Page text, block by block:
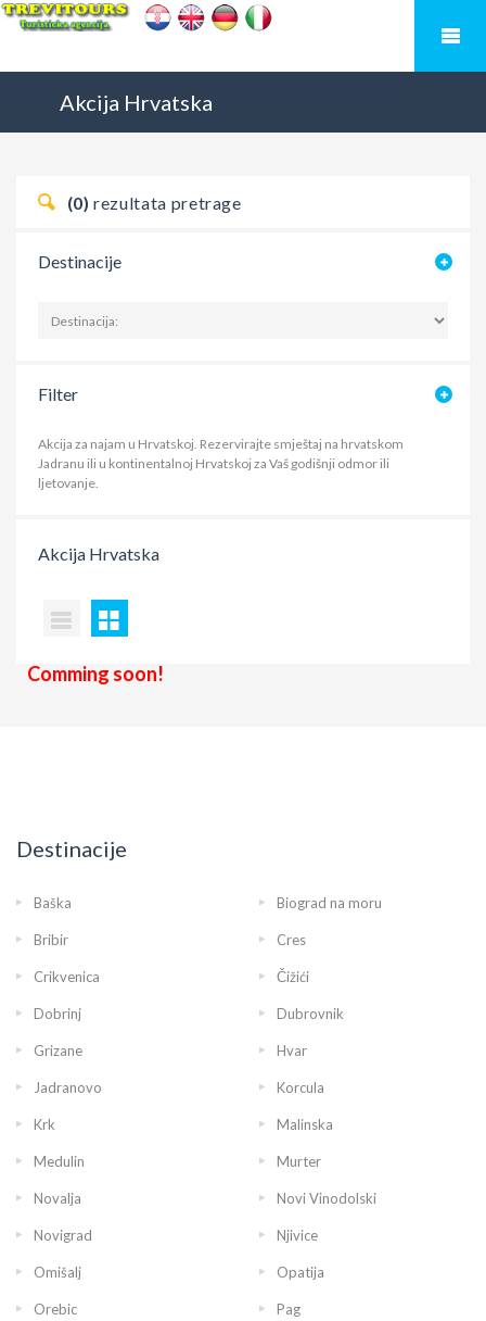
Akcija Hrvatska
(0) rezultata pretrage
Destinacije
Filter
Akcija za najam u Hrvatskoj. Rezervirajte smještaj na hrvatskom
Jadranu ili u kontinentalnoj Hrvatskoj za Vaš godišnji odmor ili
ljetovanje.
Akcija Hrvatska
Comming soon!
Destinacije
Baška Biograd na moru
Bribir Cres
Crikvenica Čižići
Dobrinj Dubrovnik
Grizane Hvar
Jadranovo Korcula
Krk Malinska
Medulin Murter
Novalja Novi Vinodolski
Novigrad Njivice
Omišalj Opatija
Orebic Pag